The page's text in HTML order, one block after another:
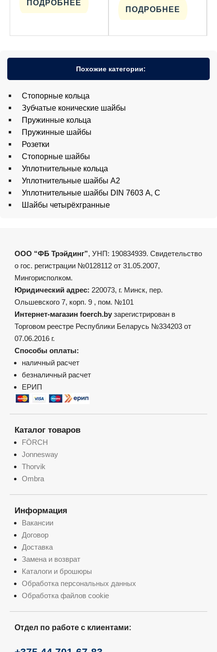
ПОДРОБНЕЕ
ПОДРОБНЕЕ
Похожие категории:
Cтопорные кольца
Зубчатые конические шайбы
Пружинные кольца
Пружинные шайбы
Розетки
Стопорные шайбы
Уплотнительные кольца
Уплотнительные шайбы A2
Уплотнительные шайбы DIN 7603 А, С
Шайбы четырёхгранные
ООО “ФБ Трэйдинг”, УНП: 190834939. Свидетельство
о гос. регистрации №0128112 от 31.05.2007,
Мингорисполком.
Юридический адрес: 220073, г. Минск, пер.
Ольшевского 7, корп. 9 , пом. №101
Интернет-магазин foerch.by зарегистрирован в
Торговом реестре Республики Беларусь №334203 от
07.06.2016 г.
Способы оплаты:
наличный расчет
безналичный расчет
ЕРИП
Каталог товаров
FÖRCH
Jonnesway
Thorvik
Ombra
Информация
Вакансии
Договор
Доставка
Замена и возврат
Каталоги и брошюры
Обработка персональных данных
Обработка файлов cookie
Отдел по работе с клиентами: